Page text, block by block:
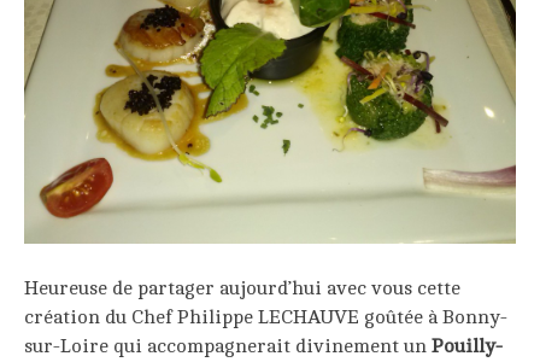
Heureuse de partager aujourd’hui avec vous cette
création du Chef Philippe LECHAUVE goûtée à Bonny-
sur-Loire qui accompagnerait divinement un Pouilly-